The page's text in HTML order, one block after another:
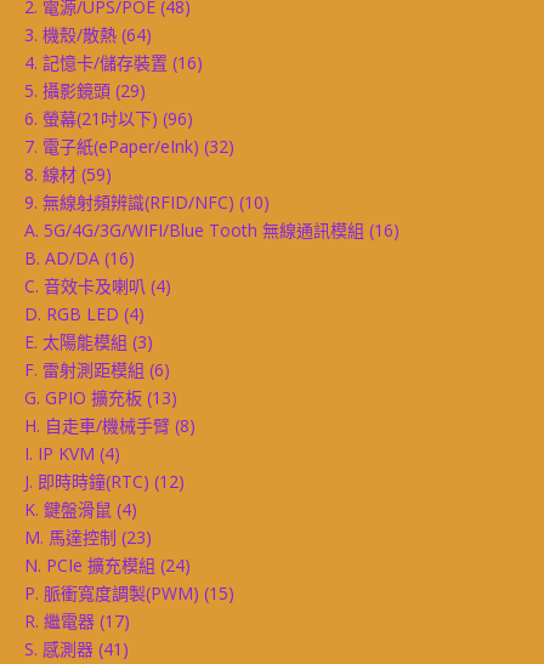
2. 電源/UPS/POE (48)
3. 機殼/散熱 (64)
4. 記憶卡/儲存裝置 (16)
5. 攝影鏡頭 (29)
6. 螢幕(21吋以下) (96)
7. 電子紙(ePaper/eInk) (32)
8. 線材 (59)
9. 無線射頻辨識(RFID/NFC) (10)
A. 5G/4G/3G/WIFI/Blue Tooth 無線通訊模組 (16)
B. AD/DA (16)
C. 音效卡及喇叭 (4)
D. RGB LED (4)
E. 太陽能模組 (3)
F. 雷射測距模組 (6)
G. GPIO 擴充板 (13)
H. 自走車/機械手臂 (8)
I. IP KVM (4)
J. 即時時鐘(RTC) (12)
K. 鍵盤滑鼠 (4)
M. 馬達控制 (23)
N. PCIe 擴充模組 (24)
P. 脈衝寬度調製(PWM) (15)
R. 繼電器 (17)
S. 感測器 (41)